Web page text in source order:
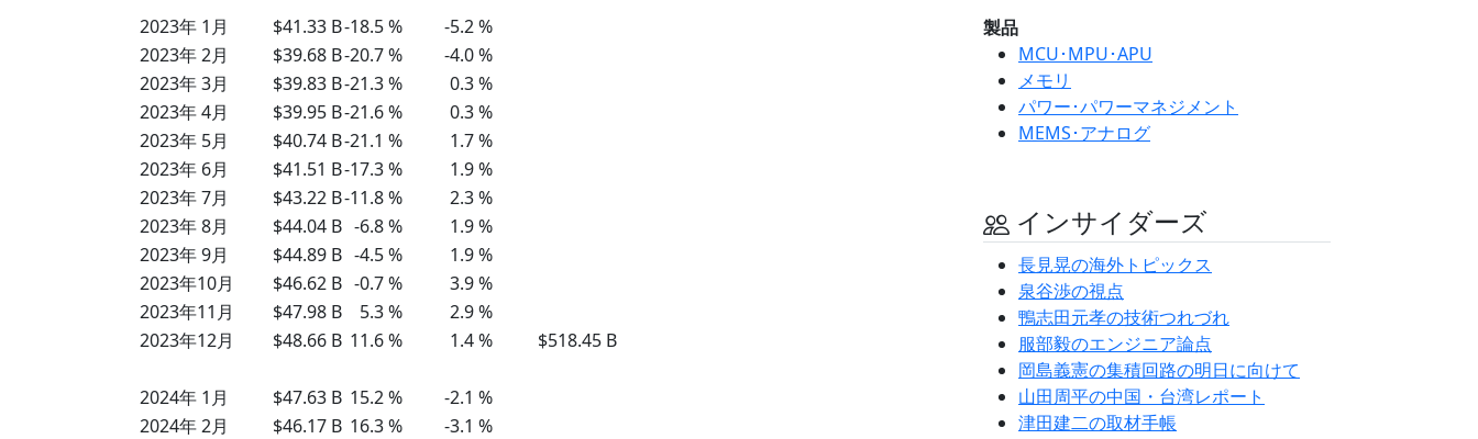
2023年 1月 $41.33 B-18.5 %
-5.2 %
2023年 2月
$39.68 B-20.7 %
-4.0 %
2023年 3月
$39.83 B-21.3 %
0.3 %
2023年 4月
$39.95 B-21.6 %
0.3 %
2023年 5月
$40.74 B-21.1 %
1.7 %
2023年 6月
$41.51 B-17.3 %
1.9 %
2023年 7月
$43.22 B-11.8 %
2.3 %
2023年 8月
$44.04 B -6.8 %
1.9 %
2023年 9月
$44.89 B -4.5 %
1.9 %
2023年10月
$46.62 B -0.7 %
3.9 %
2023年11月
$47.98 B 5.3 %
2.9 %
2023年12月
$48.66 B 11.6 % 1.4 % $518.45 B
2024年 1月 $47.63 B 15.2 %
-2.1 %
2024年 2月
$46.17 B 16.3 %
-3.1 %
製品
MCU･MPU･APU
メモリ
パワー･パワーマネジメント
MEMS･アナログ
インサイダーズ
長見晃の海外トピックス
泉谷渉の視点
鴨志田元孝の技術つれづれ
服部毅のエンジニア論点
岡島義憲の集積回路の明日に向けて
山田周平の中国・台湾レポート
津田建二の取材手帳